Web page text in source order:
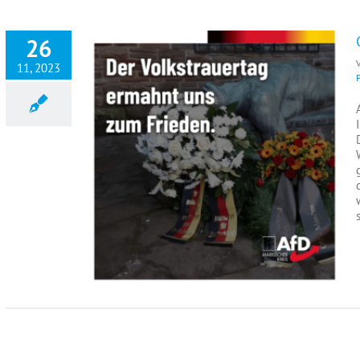
26
11, 2023